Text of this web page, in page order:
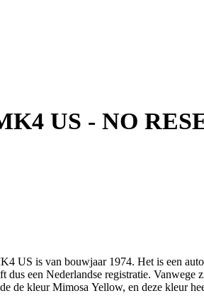
US - NO
US is van bouwjaar 1974. Het is een
dus een Nederlandse registratie.
de kleur Mimosa Yellow, en deze kleur